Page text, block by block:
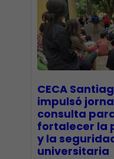
CECA
impulsó
consulta
fortalecer la
y la
universitaria